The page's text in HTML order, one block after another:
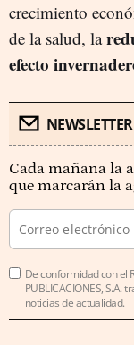
crecimiento
de la salud, la
efecto
Cada mañana la
que marcarán la
De conformidad con el
PUBLICACIONES,
noticias de actualidad.